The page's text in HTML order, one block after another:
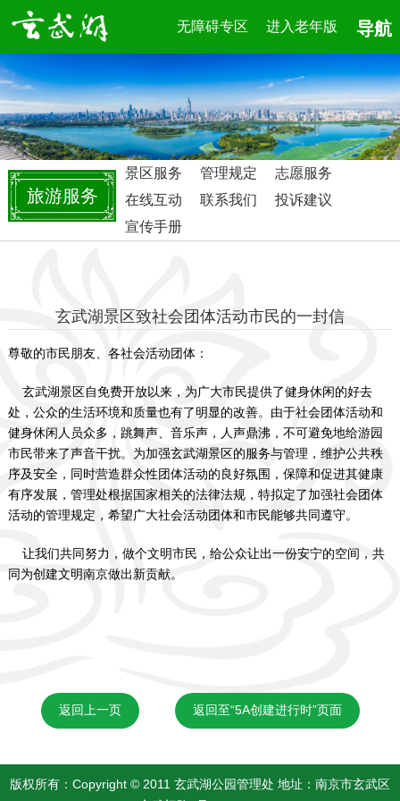
无障碍专区 进入老年版 导航
旅游服务
景区服务 管理规定
志愿服务
在线互动
联系我们
投诉建议
宣传手册
玄武湖景区致社会团体活动市民的一封信
尊敬的市民朋友、各社会活动团体：
玄武湖景区自免费开放以来，为广大市民提供了健身休闲的好去
处，公众的生活环境和质量也有了明显的改善。由于社会团体活动和
健身休闲人员众多，跳舞声、音乐声，人声鼎沸，不可避免地给游园
市民带来了声音干扰。为加强玄武湖景区的服务与管理，维护公共秩
序及安全，同时营造群众性团体活动的良好氛围，保障和促进其健康
有序发展，管理处根据国家相关的法律法规，特拟定了加强社会团体
活动的管理规定，希望广大社会活动团体和市民能够共同遵守。
让我们共同努力，做个文明市民，给公众让出一份安宁的空间，共
同为创建文明南京做出新贡献。
返回上一页 返回至“5A创建进行时”页面
版权所有：Copyright © 2011 玄武湖公园管理处 地址：南京市玄武区